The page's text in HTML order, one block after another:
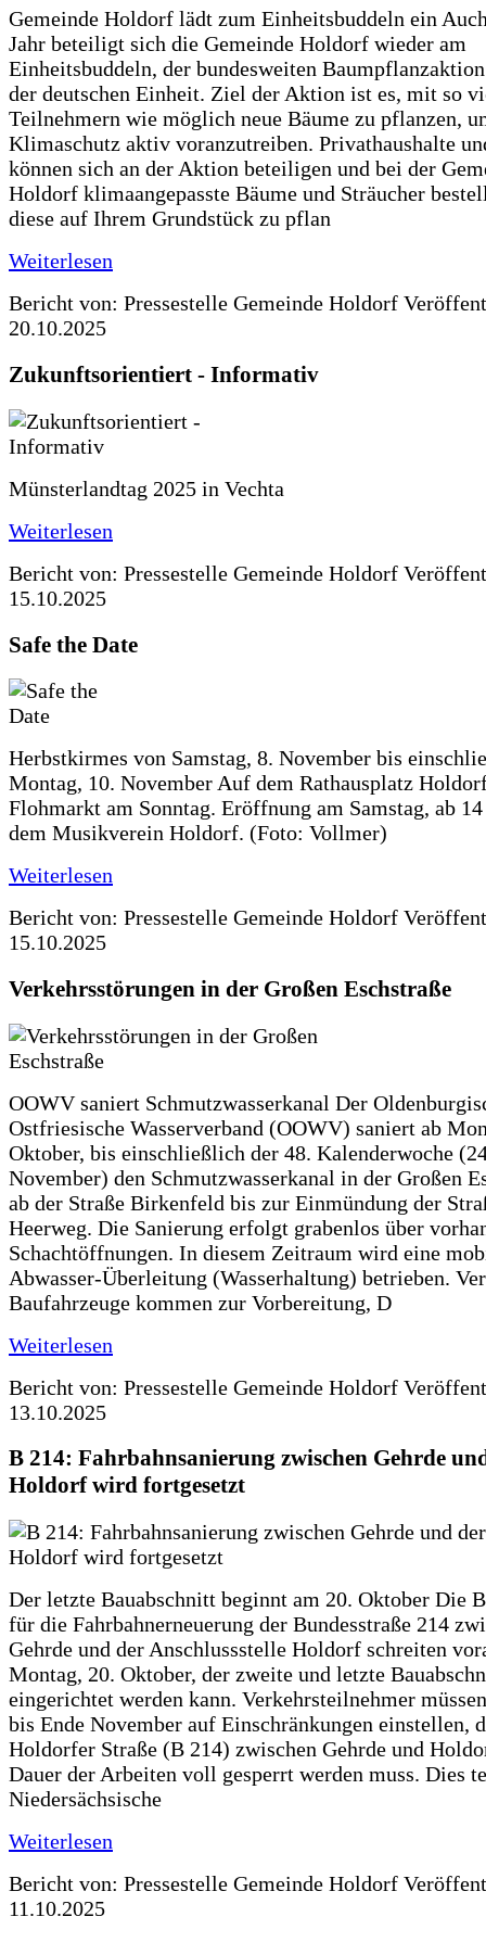
Gemeinde Holdorf lädt zum Einheitsbuddeln ein
Jahr beteiligt sich die Gemeinde Holdorf wieder am
Einheitsbuddeln, der bundesweiten
der deutschen Einheit. Ziel der Aktion ist es, mit so
Teilnehmern wie möglich neue Bäume zu pflanzen,
Klimaschutz aktiv voranzutreiben. Privathaushalte
können sich an der Aktion beteiligen und bei der
Holdorf klimaangepasste Bäume und Sträucher
diese auf Ihrem Grundstück zu pflan
Weiterlesen
Bericht von: Pressestelle Gemeinde Holdorf
20.10.2025
Zukunftsorientiert - Informativ
Münsterlandtag 2025 in Vechta
Weiterlesen
Bericht von: Pressestelle Gemeinde Holdorf
15.10.2025
Safe the Date
Herbstkirmes von Samstag, 8. November bis
Montag, 10. November Auf dem Rathausplatz
Flohmarkt am Sonntag. Eröffnung am Samstag, ab
dem Musikverein Holdorf. (Foto: Vollmer)
Weiterlesen
Bericht von: Pressestelle Gemeinde Holdorf
15.10.2025
Verkehrsstörungen in der Großen Eschstraße
OOWV saniert Schmutzwasserkanal Der
Ostfriesische Wasserverband (OOWV) saniert ab
Oktober, bis einschließlich der 48. Kalenderwoche
November) den Schmutzwasserkanal in der Großen
ab der Straße Birkenfeld bis zur Einmündung der
Heerweg. Die Sanierung erfolgt grabenlos über
Schachtöffnungen. In diesem Zeitraum wird eine
Abwasser-Überleitung (Wasserhaltung) betrieben.
Baufahrzeuge kommen zur Vorbereitung, D
Weiterlesen
Bericht von: Pressestelle Gemeinde Holdorf
13.10.2025
B 214: Fahrbahnsanierung zwischen Gehrde
Holdorf wird fortgesetzt
Der letzte Bauabschnitt beginnt am 20. Oktober Die
für die Fahrbahnerneuerung der Bundesstraße 214
Gehrde und der Anschlussstelle Holdorf schreiten
Montag, 20. Oktober, der zweite und letzte
eingerichtet werden kann. Verkehrsteilnehmer
bis Ende November auf Einschränkungen einstellen,
Holdorfer Straße (B 214) zwischen Gehrde und
Dauer der Arbeiten voll gesperrt werden muss. Dies
Niedersächsische
Weiterlesen
Bericht von: Pressestelle Gemeinde Holdorf
11.10.2025